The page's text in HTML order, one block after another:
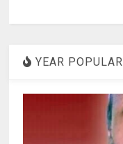
YEAR POPULAR